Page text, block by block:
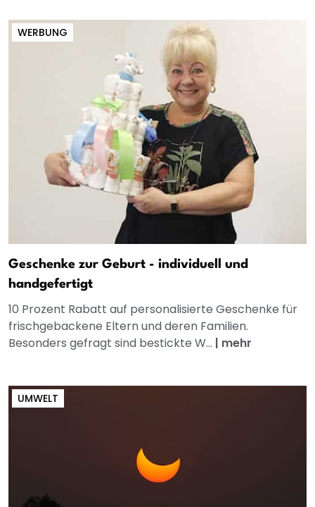
WERBUNG
Geschenke zur Geburt - individuell und
handgefertigt
10 Prozent Rabatt auf personalisierte Geschenke für
frischgebackene Eltern und deren Familien.
Besonders gefragt sind bestickte W... | mehr
UMWELT